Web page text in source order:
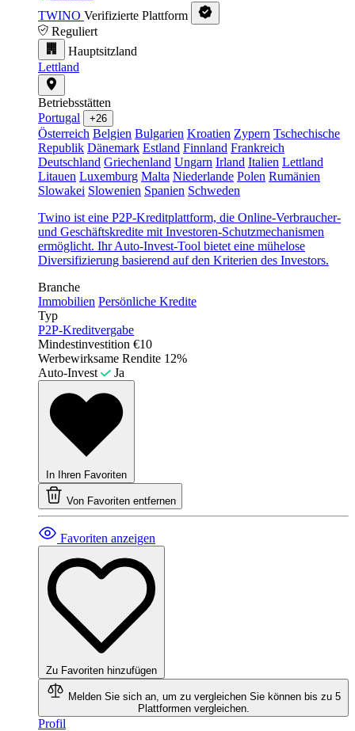
TWINO Verifizierte Plattform
Reguliert
Hauptsitzland
Lettland
Betriebsstätten
Portugal
+26
Österreich Belgien Bulgarien Kroatien Zypern Tschechische
Republik Dänemark Estland Finnland Frankreich
Deutschland Griechenland Ungarn Irland Italien Lettland
Litauen Luxemburg Malta Niederlande Polen Rumänien
Slowakei Slowenien Spanien Schweden
Twino ist eine P2P-Kreditplattform, die Online-Verbraucher-
und Geschäftskredite mit Investoren-Schutzmechanismen
ermöglicht. Ihr Auto-Invest-Tool bietet eine mühelose
Diversifizierung basierend auf den Kriterien des Investors.
Branche
Immobilien Persönliche Kredite
Typ
P2P-Kreditvergabe
Mindestinvestition €10
Werbewirksame Rendite 12%
Auto-Invest
Ja
In Ihren Favoriten
Von Favoriten entfernen
Favoriten anzeigen
Zu Favoriten hinzufügen
Melden Sie sich an, um zu vergleichen Sie können bis zu 5
Plattformen vergleichen.
Profil